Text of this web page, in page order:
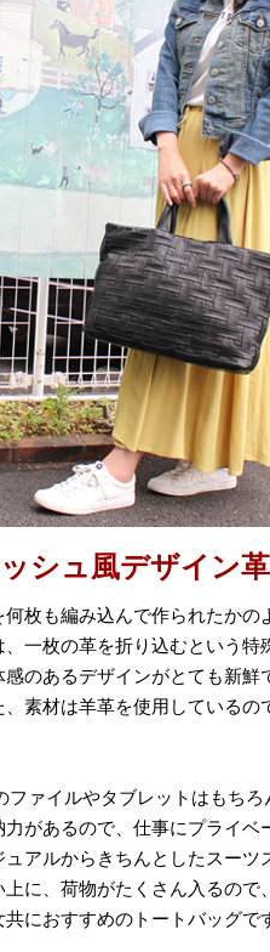
シュ風デザイン
何枚も編み込んで作られたかの
、一枚の革を折り込むという特
感のあるデザインがとても新鮮
、素材は羊革を使用している
ファイルやタブレットはもちろ
力があるので、仕事にプライベ
ュアルからきちんとしたスーツ
上に、荷物がたくさん入るので
共におすすめのトートバッグで